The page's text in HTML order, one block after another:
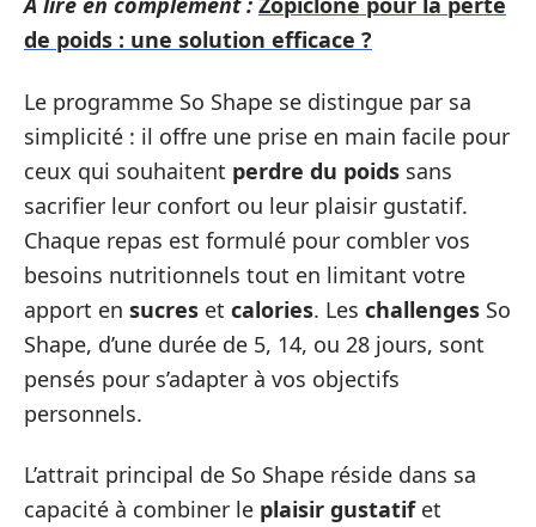
de poids : une solution efficace ?
Le programme So Shape se distingue par sa
simplicité : il offre une prise en main facile pour
ceux qui souhaitent perdre du poids sans
sacrifier leur confort ou leur plaisir gustatif.
Chaque repas est formulé pour combler vos
besoins nutritionnels tout en limitant votre
apport en sucres et calories. Les challenges So
Shape, d’une durée de 5, 14, ou 28 jours, sont
pensés pour s’adapter à vos objectifs
personnels.
L’attrait principal de So Shape réside dans sa
capacité à combiner le plaisir gustatifet